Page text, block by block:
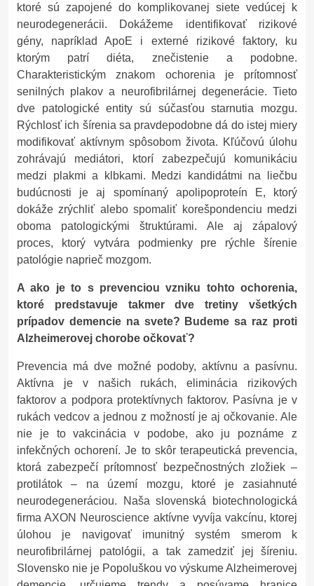
ktoré sú zapojené do komplikovanej siete vedúcej k
neurodegenerácii. Dokážeme identifikovať rizikové
gény, napríklad ApoE i externé rizikové faktory, ku
ktorým patrí diéta, znečistenie a podobne.
Charakteristickým znakom ochorenia je prítomnosť
senilných plakov a neurofibrilárnej degenerácie. Tieto
dve patologické entity sú súčasťou starnutia mozgu.
Rýchlosť ich šírenia sa pravdepodobne dá do istej miery
modifikovať aktívnym spôsobom života. Kľúčovú úlohu
zohrávajú mediátori, ktorí zabezpečujú komunikáciu
medzi plakmi a klbkami. Medzi kandidátmi na liečbu
budúcnosti je aj spomínaný apolipoproteín E, ktorý
dokáže zrýchliť alebo spomaliť korešpondenciu medzi
oboma patologickými štruktúrami. Ale aj zápalový
proces, ktorý vytvára podmienky pre rýchle šírenie
patológie naprieč mozgom.
A ako je to s prevenciou vzniku tohto ochorenia,
ktoré predstavuje takmer dve tretiny všetkých
prípadov demencie na svete? Budeme sa raz proti
Alzheimerovej chorobe očkovať?
Prevencia má dve možné podoby, aktívnu a pasívnu.
Aktívna je v našich rukách, eliminácia rizikových
faktorov a podpora protektívnych faktorov. Pasívna je v
rukách vedcov a jednou z možností je aj očkovanie. Ale
nie je to vakcinácia v podobe, ako ju poznáme z
infekčných ochorení. Je to skôr terapeutická prevencia,
ktorá zabezpečí prítomnosť bezpečnostných zložiek –
protilátok – na území mozgu, ktoré je zasiahnuté
neurodegeneráciou. Naša slovenská biotechnologická
firma AXON Neuroscience aktívne vyvíja vakcínu, ktorej
úlohou je navigovať imunitný systém smerom k
neurofibrilárnej patológii, a tak zamedziť jej šíreniu.
Slovensko nie je Popoluškou vo výskume Alzheimerovej